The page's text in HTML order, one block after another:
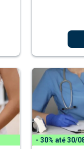
- 30% até 30/